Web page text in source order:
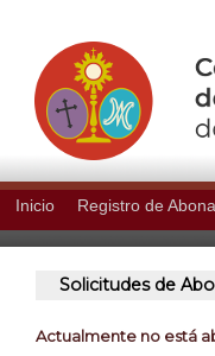
Inicio Registro de
Solicitudes de
Actualmente no está